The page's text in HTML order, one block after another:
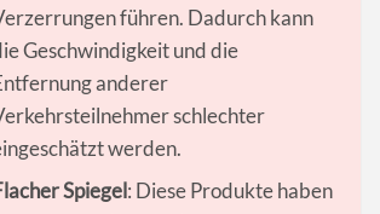
führen. Dadurch kann
Geschwindigkeit und die
anderer
schlechter
werden.
Spiegel: Diese Produkte haben